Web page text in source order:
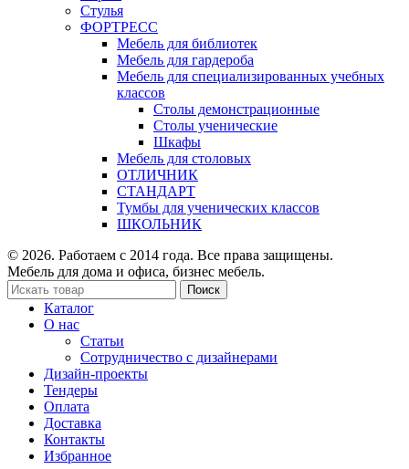
Стулья
ФОРТРЕСС
Мебель для библиотек
Мебель для гардероба
Мебель для специализированных учебных
классов
Столы демонстрационные
Столы ученические
Шкафы
Мебель для столовых
ОТЛИЧНИК
СТАНДАРТ
Тумбы для ученических классов
ШКОЛЬНИК
© 2026. Работаем с 2014 года. Все права защищены.
Мебель для дома и офиса, бизнес мебель.
Поиск
Каталог
О нас
Статьи
Сотрудничество с дизайнерами
Дизайн-проекты
Тендеры
Оплата
Доставка
Контакты
Избранное